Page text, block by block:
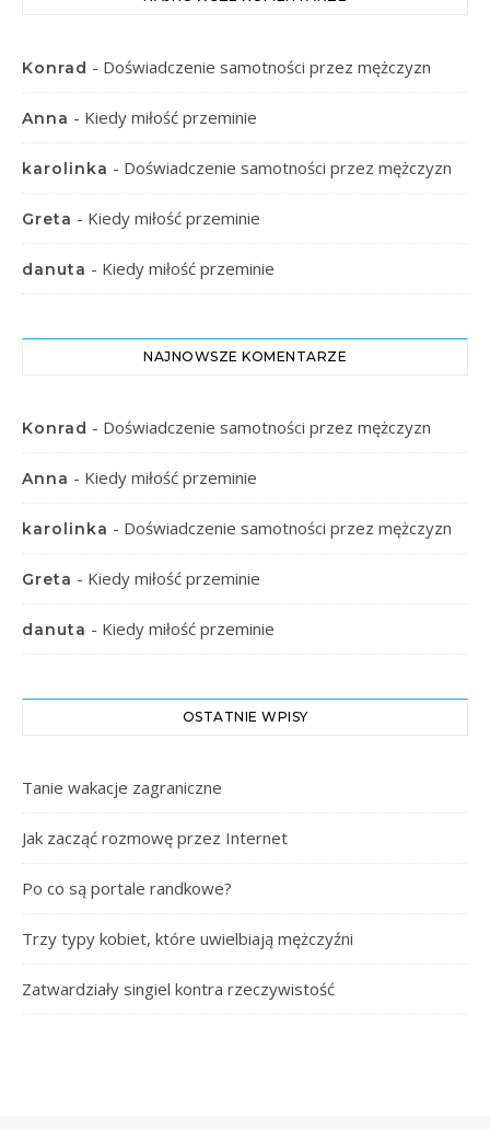
Konrad - Doświadczenie samotności przez mężczyzn
Anna - Kiedy miłość przeminie
karolinka - Doświadczenie samotności przez mężczyzn
Greta - Kiedy miłość przeminie
danuta - Kiedy miłość przeminie
NAJNOWSZE KOMENTARZE
Konrad - Doświadczenie samotności przez mężczyzn
Anna - Kiedy miłość przeminie
karolinka - Doświadczenie samotności przez mężczyzn
Greta - Kiedy miłość przeminie
danuta - Kiedy miłość przeminie
OSTATNIE WPISY
Tanie wakacje zagraniczne
Jak zacząć rozmowę przez Internet
Po co są portale randkowe?
Trzy typy kobiet, które uwielbiają mężczyźni
Zatwardziały singiel kontra rzeczywistość